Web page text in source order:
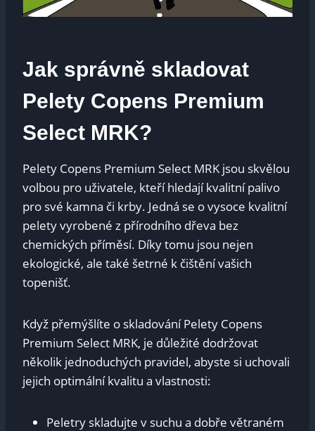
Jak správně ‍skladovat
Pelety Copens Premium
Select MRK?
Pelety Copens ​Premium Select MRK jsou​ skvělou
volbou​ pro uživatele,⁣ kteří hledají kvalitní ‍palivo
pro své kamna či krby. Jedná se o vysoce kvalitní
⁤pelety vyrobené z přírodního dřeva bez
chemických příměsí. Díky tomu jsou nejen
ekologické, ale​ také šetrné k čištění vašich
topenišť.
Když přemýšlíte ​o skladování Pelety Copens⁣
Premium Select MRK, je ⁢důležité dodržovat
několik jednoduchých pravidel, abyste si uchovali
jejich optimální kvalitu ​a vlastnosti:
Peletry ​skladujte v​ suchu a dobře větraném​